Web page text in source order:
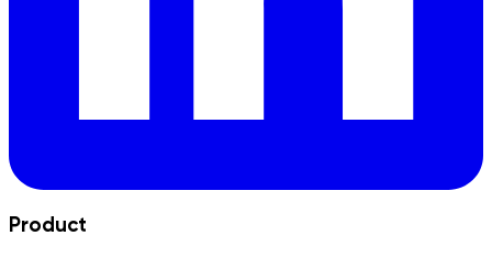
Product